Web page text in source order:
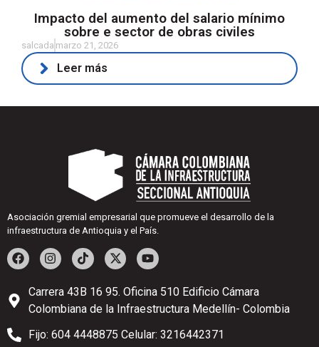
Impacto del aumento del salario mínimo
sobre e sector de obras civiles
salcada marzo 21, 2026
Leer más
Asociación gremial empresarial que promueve el desarrollo de la
infraestructura de Antioquia y el País.
Carrera 43B 16 95. Oficina 510 Edificio Cámara
Colombiana de la Infraestructura Medellín- Colombia
Fijo: 604 4448875 Celular: 3216442371